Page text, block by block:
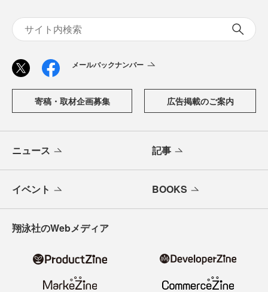
メールバックナンバー
寄稿・取材企画募集 広告掲載のご案内
ニュース 記事
イベント BOOKS
翔泳社のWebメディア